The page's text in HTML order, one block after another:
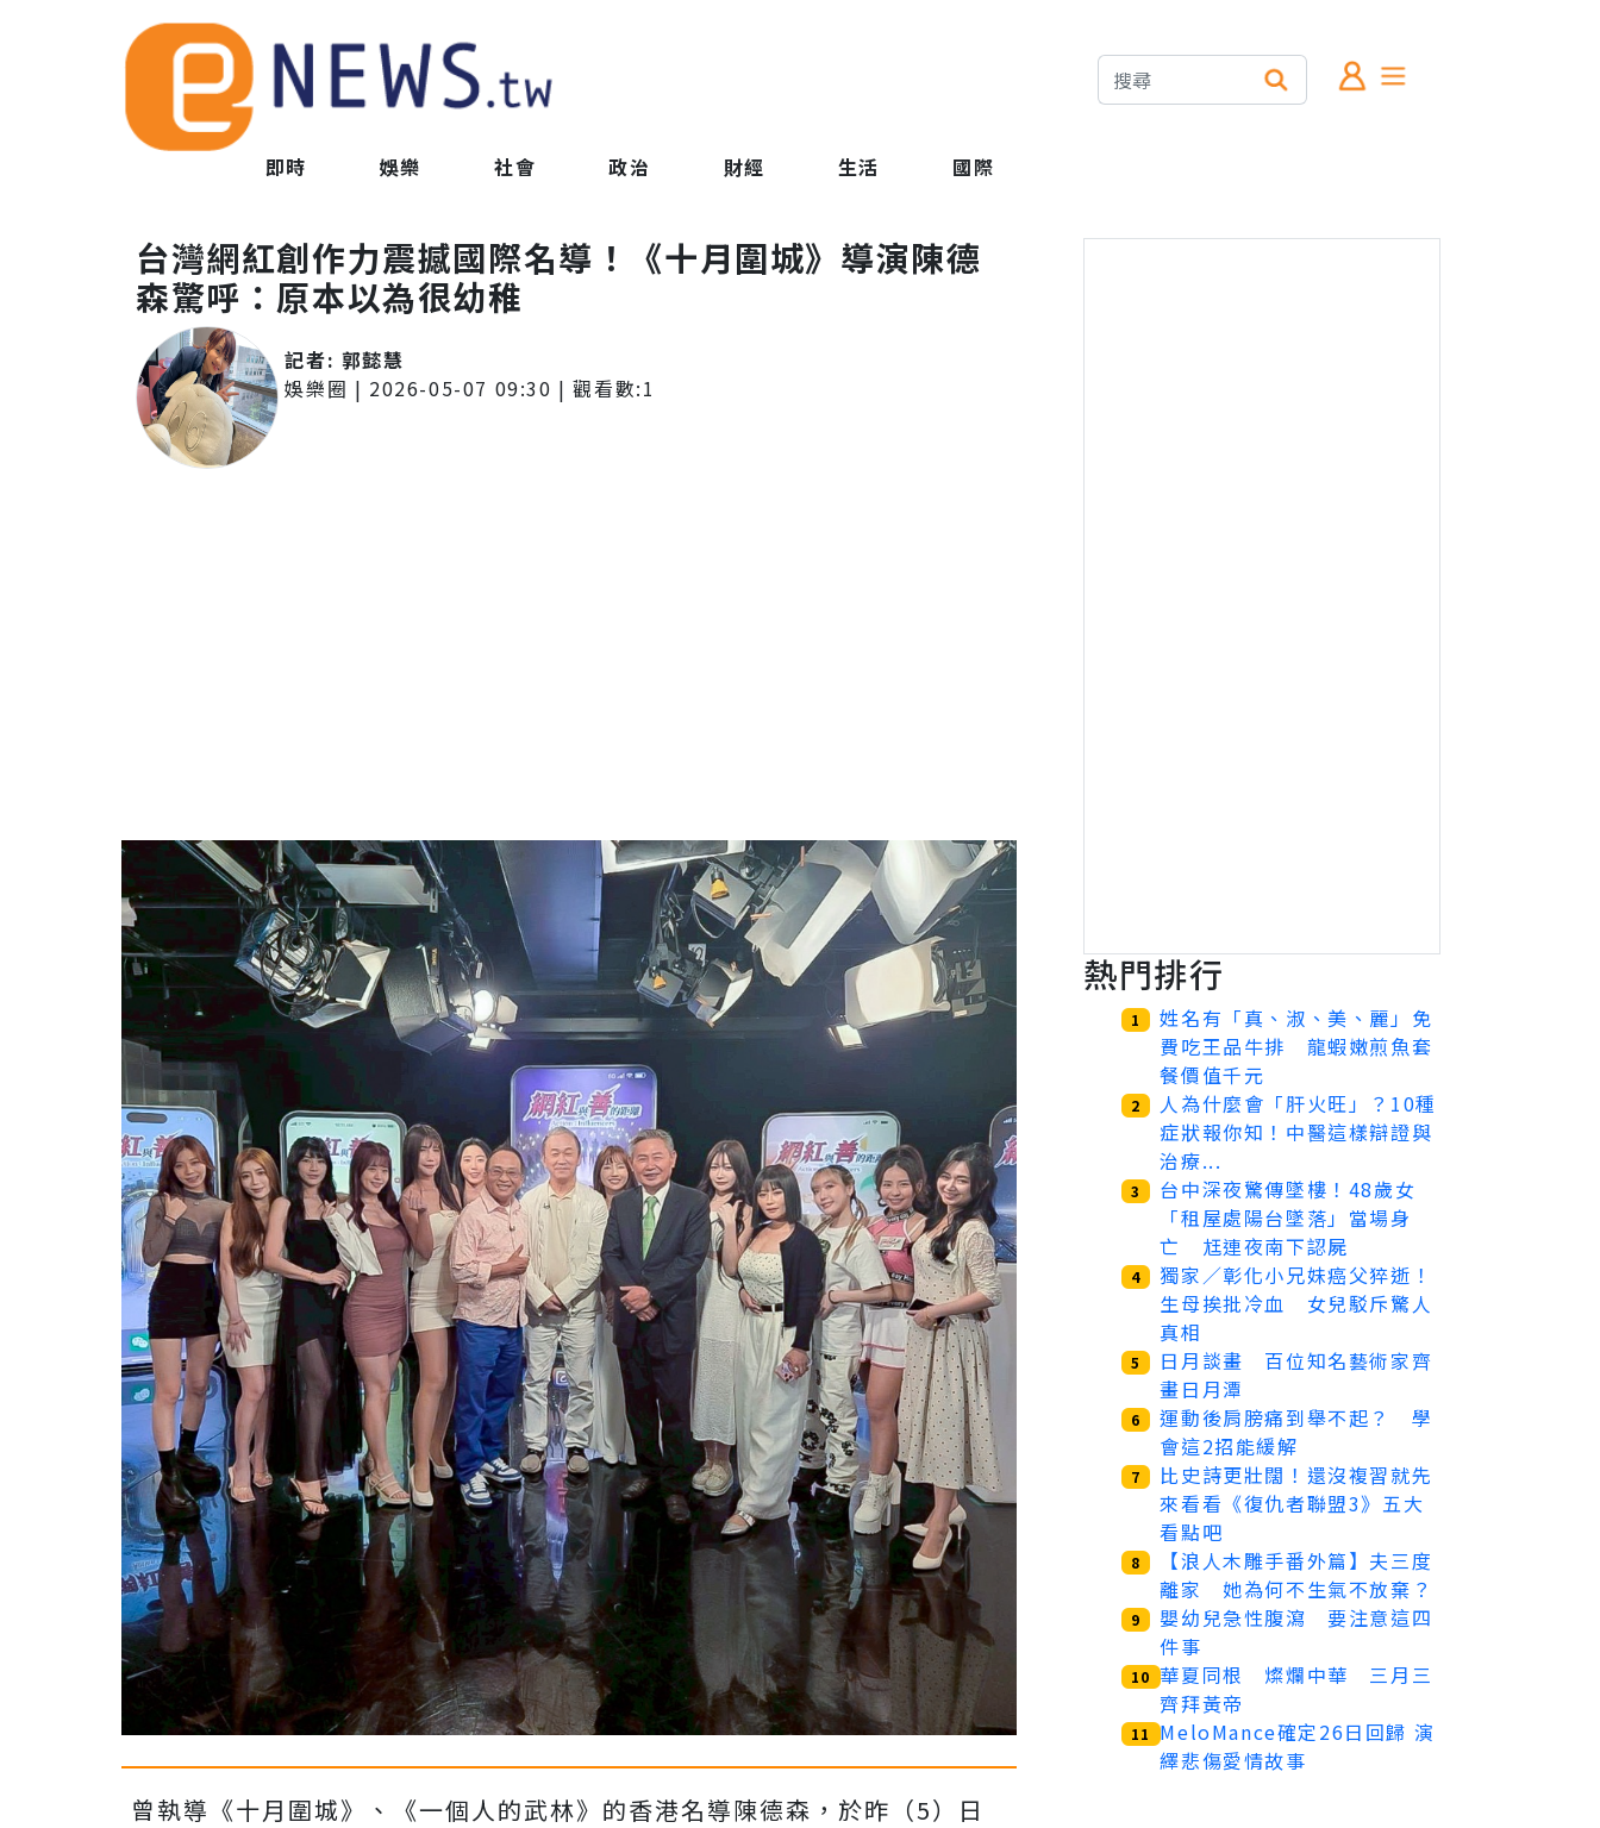
即時 娛樂 社會 政治 財經 生活 國際
台灣網紅創作力震撼國際名導！《十月圍城》導演陳德
森驚呼：原本以為很幼稚
記者: 郭懿慧
娛樂圈 | 2026-05-07 09:30 | 觀看數:1
曾執導《十月圍城》、《一個人的武林》的香港名導陳德森，於昨（5）日
熱門排行
1
姓名有「真、淑、美、麗」免
費吃王品牛排 龍蝦嫩煎魚套
餐價值千元
2
人為什麼會「肝火旺」？10種
症狀報你知！中醫這樣辯證與
治療...
3
台中深夜驚傳墜樓！48歲女
「租屋處陽台墜落」當場身
亡 尪連夜南下認屍
4
獨家／彰化小兄妹癌父猝逝！
生母挨批冷血 女兒駁斥驚人
真相
5
日月談畫 百位知名藝術家齊
畫日月潭
6
運動後肩膀痛到舉不起？ 學
會這2招能緩解
7
比史詩更壯闊！還沒複習就先
來看看《復仇者聯盟3》五大
看點吧
8
【浪人木雕手番外篇】夫三度
離家 她為何不生氣不放棄？
9
嬰幼兒急性腹瀉 要注意這四
件事
10 華夏同根 燦爛中華 三月三
齊拜黃帝
11
MeloMance確定26日回歸 演
繹悲傷愛情故事